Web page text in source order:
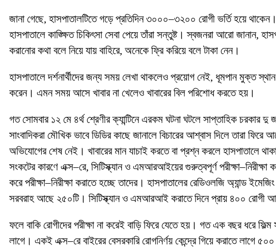
জানা গেছে, হাসপাতালটিতে গড়ে প্রতিদিন ৩০০০–৩২০০ রোগী ভর্তি হয়ে
হাসপাতালে কাঙ্ক্ষিত চিকিৎসা সেবা পেয়ে তাঁরা সন্তুষ্ট। স্বজনরা আরো জানান,
করানোর কথা বলে নিয়ে যায় বাহিরে, অনেকে ফ্রি করিয়ে বলে টাকা নেন।
হাসপাতালে দর্শনার্থীদের জন্য সময় লেখা থাকলেও প্রয়োগ নেই, ধূমপান মুক্ত
করেন। এমন সময় আসে খাবার না খেলেও খাবারের বিল পরিশোধ করতে হয়।
গত সোমবার ১২ মে ৪র্থ শ্রেণীর ক্যান্টিনে এরকম ঘটনা ঘটলে সাপ্তাহিক চরকার
সাংবাদিকরা মৌখিক ভাবে ডিডির কাছে জানালে বিচারের আশ্বাস দিলে তারা
অভিযোগের শেষ নেই। খাবারের মান যাচাই করতে বা প্রশ্ন করলে হাসপাতালে
সংকটের কারণে এক্স–রে, সিটিস্ক্যান ও এমআরআইয়ের গুরুত্বপূর্ণ পরীক্ষা–নিরীক্ষা
করে পরীক্ষা–নিরীক্ষা করাতে হচ্ছে তাদের। হাসপাতালের রেডিওলজি অ্যান্ড
সরবরাহ আছে ২৫০টি। সিটিস্ক্যান ও এমআরআই করাতে দিনে প্রায় ৪০০ রোগী
ফলে বাকি রোগীদের পরীক্ষা না করেই বাড়ি ফিরে যেতে হয়। গত এক বছর ধরে
লাগে। একই এক্স–রে বাইরের বেসরকারি রোগনির্ণয় কেন্দ্রে গিয়ে করাতে লাগে